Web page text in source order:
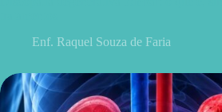
Enf. Raquel Souza de Faria